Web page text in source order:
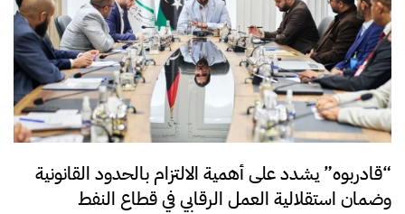
“قادربوه” يشدد على أهمية الالتزام بالحدود القانونية
وضمان استقلالية العمل الرقابي في قطاع النفط